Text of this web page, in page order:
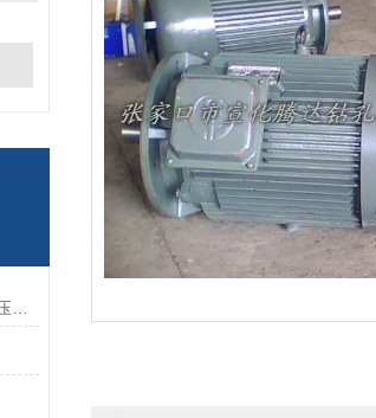
注意了！这些关键因素在选购中风压冲击器时要多考虑